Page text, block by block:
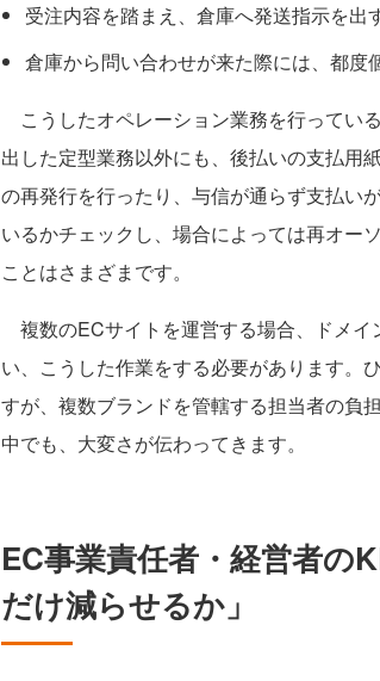
受注内容を踏まえ、倉庫へ発送指示を出
倉庫から問い合わせが来た際には、都度
こうしたオペレーション業務を行ってい
出した定型業務以外にも、後払いの支払用
の再発行を行ったり、与信が通らず支払い
いるかチェックし、場合によっては再オー
ことはさまざまです。
複数のECサイトを運営する場合、ドメ
い、こうした作業をする必要があります。
すが、複数ブランドを管轄する担当者の負
中でも、大変さが伝わってきます。
EC事業責任者・経営者の
だけ減らせるか」